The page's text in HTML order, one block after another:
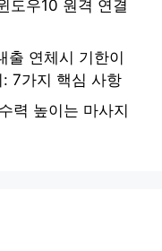
도우10 원격 연결
출 연체시 기한이
7가지 핵심 사항
력 높이는 마사지